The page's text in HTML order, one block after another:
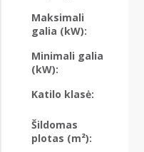
Maksimali
galia (kW):
Minimali galia
(kW):
Katilo klasė:
Šildomas
plotas (m²):